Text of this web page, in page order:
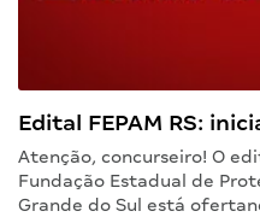
Edital FEPAM RS:
Atenção, concurseiro! O
Fundação Estadual de
Grande do Sul está